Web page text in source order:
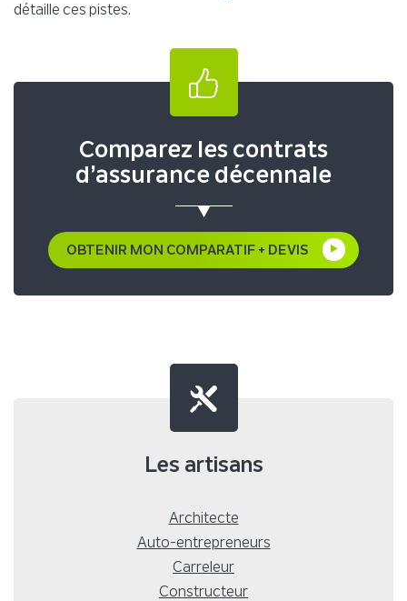
détaille ces pistes.
Comparez les contrats
d’assurance décennale
OBTENIR MON COMPARATIF + DEVIS
Les artisans
Architecte
Auto-entrepreneurs
Carreleur
Constructeur